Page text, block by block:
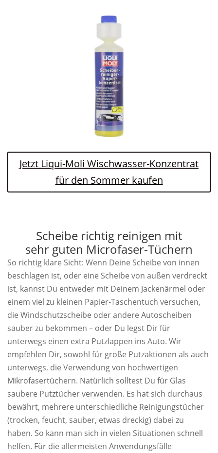
Jetzt Liqui-Moli Wischwasser-Konzentrat
für den Sommer kaufen
Scheibe richtig reinigen mit
sehr guten Microfaser-Tüchern
So richtig klare Sicht: Wenn Deine Scheibe von innen
beschlagen ist, oder eine Scheibe von außen verdreckt
ist, kannst Du entweder mit Deinem Jackenärmel oder
einem viel zu kleinen Papier-Taschentuch versuchen,
die Windschutzscheibe oder andere Autoscheiben
sauber zu bekommen – oder Du legst Dir für
unterwegs einen extra Putzlappen ins Auto. Wir
empfehlen Dir, sowohl für große Putzaktionen als auch
unterwegs, die Verwendung von hochwertigen
Mikrofasertüchern. Natürlich solltest Du für Glas
saubere Putztücher verwenden. Es hat sich durchaus
bewährt, mehrere unterschiedliche Reinigungstücher
(trocken, feucht, sauber, etwas dreckig) dabei zu
haben. So kann man sich in vielen Situationen schnell
helfen. Für die allermeisten Anwendungsfälle